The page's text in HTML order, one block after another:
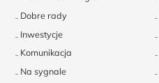
Dobre rady
Inwestycje
Komunikacja
Na sygnale